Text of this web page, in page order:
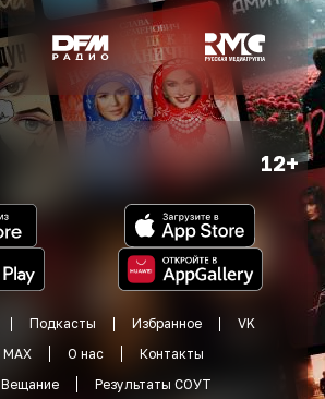
12+
Подкасты Избранное
VK
MAX О нас
Контакты
Вещание
Результаты СОУТ